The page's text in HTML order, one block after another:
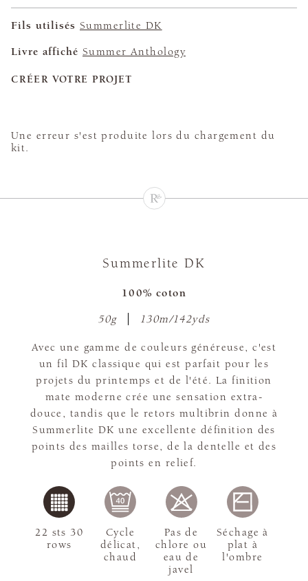
Fils utilisés Summerlite DK
Livre affiché Summer Anthology
CRÉER VOTRE PROJET
Une erreur s'est produite lors du chargement du
kit.
Summerlite DK
100% coton
50g 130m/142yds
Avec une gamme de couleurs généreuse, c'est
un fil DK classique qui est parfait pour les
projets du printemps et de l'été. La finition
mate moderne crée une sensation extra-
douce, tandis que le retors multibrin donne à
Summerlite DK une excellente définition des
points des mailles torse, de la dentelle et des
points en relief.
22 sts 30
rows
Cycle
délicat,
chaud
Pas de
chlore ou
eau de
javel
Séchage à
plat à
l'ombre